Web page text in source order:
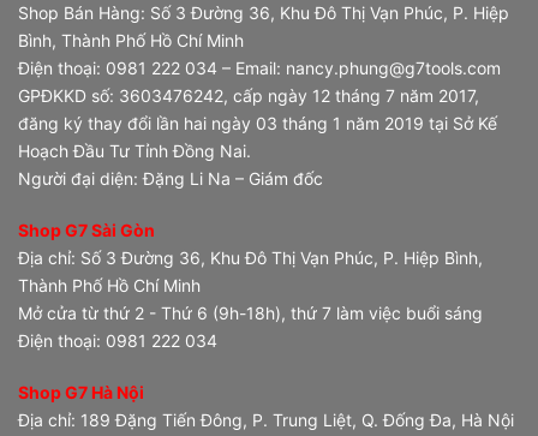
Shop Bán Hàng: Số 3 Đường 36, Khu Đô Thị Vạn Phúc, P. Hiệp
Bình, Thành Phố Hồ Chí Minh
Điện thoại: 0981 222 034 – Email: nancy.phung@g7tools.com
GPĐKKD số: 3603476242, cấp ngày 12 tháng 7 năm 2017,
đăng ký thay đổi lần hai ngày 03 tháng 1 năm 2019 tại Sở Kế
Hoạch Đầu Tư Tỉnh Đồng Nai.
Người đại diện: Đặng Li Na – Giám đốc
Shop G7 Sài Gòn
Địa chỉ: Số 3 Đường 36, Khu Đô Thị Vạn Phúc, P. Hiệp Bình,
Thành Phố Hồ Chí Minh
Mở cửa từ thứ 2 - Thứ 6 (9h-18h), thứ 7 làm việc buổi sáng
Điện thoại: 0981 222 034
Shop G7 Hà Nội
Địa chỉ: 189 Đặng Tiến Đông, P. Trung Liệt, Q. Đống Đa, Hà Nội